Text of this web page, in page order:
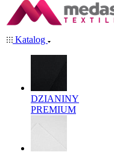
Katalog
DZIANINY
PREMIUM